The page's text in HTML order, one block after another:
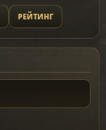
РЕЙТИНГ